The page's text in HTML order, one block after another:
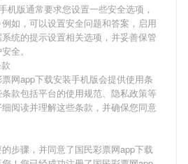
机版通常要求您设置一些安全选项，
如，可以设置安全问题和答案，启用
统的提示设置相关选项，并妥善保管
全。
网app下载安装手机版会提供使用条
款包括平台的使用规范、隐私政策等
阅读并理解这些条款，并确保您同意
步骤，并同意了国民彩票网app下载